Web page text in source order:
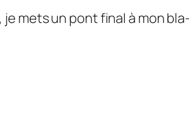
mets un pont final à mon